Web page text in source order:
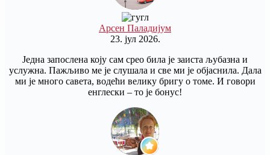
Арсен Паладијум
23. јул 2026.
Једна запослена коју сам срео била је заиста љубазна и
услужна. Пажљиво ме је слушала и све ми је објаснила. Дала
ми је много савета, водећи велику бригу о томе. И говори
енглески – то је бонус!